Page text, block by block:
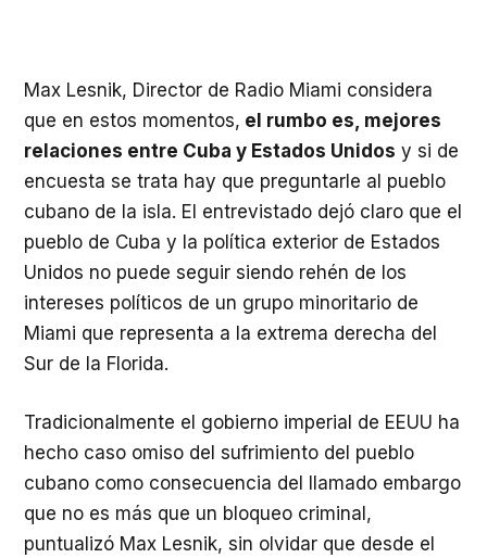
Max Lesnik, Director de Radio Miami considera
que en estos momentos, el rumbo es, mejores
relaciones entre Cuba y Estados Unidos y si de
encuesta se trata hay que preguntarle al pueblo
cubano de la isla. El entrevistado dejó claro que el
pueblo de Cuba y la política exterior de Estados
Unidos no puede seguir siendo rehén de los
intereses políticos de un grupo minoritario de
Miami que representa a la extrema derecha del
Sur de la Florida.
Tradicionalmente el gobierno imperial de EEUU ha
hecho caso omiso del sufrimiento del pueblo
cubano como consecuencia del llamado embargo
que no es más que un bloqueo criminal,
puntualizó Max Lesnik, sin olvidar que desde el